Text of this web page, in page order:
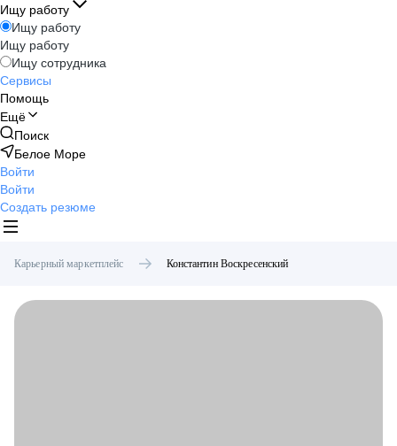
Ищу работу
Ищу работу
Ищу работу
Ищу сотрудника
Сервисы
Помощь
Ещё
Поиск
Белое Море
Войти
Войти
Создать резюме
Карьерный маркетплейс Константин Воскресенский